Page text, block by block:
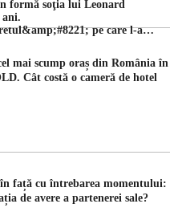
formă soţia lui Leonard
ani.
pe care l-a
mai scump oraș din România în
Cât costă o cameră de hotel
față cu întrebarea momentului:
de avere a partenerei sale?